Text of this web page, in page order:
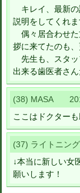
キレイ、最新の
説明をしてくれま
偶々居合わせた
拶に来てたのも
先生も、スタッ
出来る歯医者さん
(38) MASA
ここはドクター
(37) ライトニ
↓本当に新しい女
願いします！